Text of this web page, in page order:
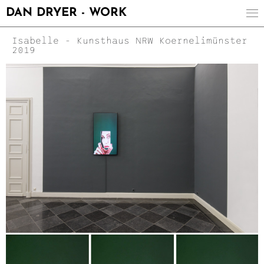
DAN DRYER - WORK
Isabelle - Kunsthaus NRW Koernelimünster
2019